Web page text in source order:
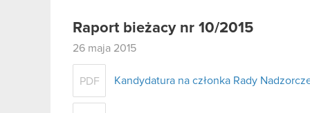
Raport bieżacy nr 10/2015
26 maja 2015
PDF Kandydatura na członka Rady